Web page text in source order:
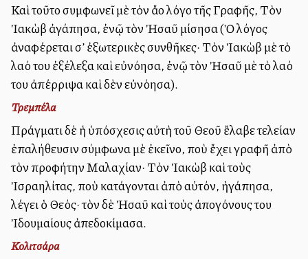
Καὶ τοῦτο συμφωνεῖ μὲ τὸν ἄλλο λόγο τῆς Γραφῆς, Τὸν
Ἰακὼβ ἀγάπησα, ἐνῷ τὸν Ἠσαῦ μίσησα (Ὁ λόγος
ἀναφέρεται σ’ ἐξωτερικὲς συνθῆκες· Τὸν Ἰακὼβ μὲ τὸ
λαό του ἐξέλεξα καὶ εὐνόησα, ἐνῷ τὸν Ἠσαῦ μὲ τὸ λαό
του ἀπέρριψα καὶ δὲν εὐνόησα).
Τρεμπέλα
Πράγματι δὲ ἡ ὑπόσχεσις αὐτὴ τοῦ Θεοῦ ἔλαβε τελείαν
ἐπαλήθευσιν σύμφωνα μὲ ἐκεῖνο, ποὺ ἔχει γραφῆ ἀπὸ
τὸν προφήτην Μαλαχίαν· Τὸν Ἰακὼβ καὶ τοὺς
Ἰσραηλίτας, ποὺ κατάγονται ἀπὸ αὐτόν, ἠγάπησα,
λέγει ὁ Θεός· τὸν δὲ Ἠσαῦ καὶ τοὺς ἀπογόνους του
Ἰδουμαίους ἀπεδοκίμασα.
Κολιτσάρα